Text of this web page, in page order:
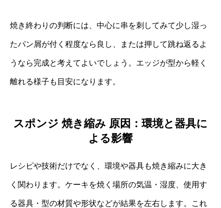
焼き終わりの判断には、中心に串を刺してみて少し湿っ
たパン屑が付く程度なら良し、または押して跳ね返るよ
うなら完成と考えてよいでしょう。エッジが型から軽く
離れる様子も目安になります。
スポンジ 焼き縮み 原因：環境と器具に
よる影響
レシピや技術だけでなく、環境や器具も焼き縮みに大き
く関わります。ケーキを焼く場所の気温・湿度、使用す
る器具・型の材質や形状などが結果を左右します。これ